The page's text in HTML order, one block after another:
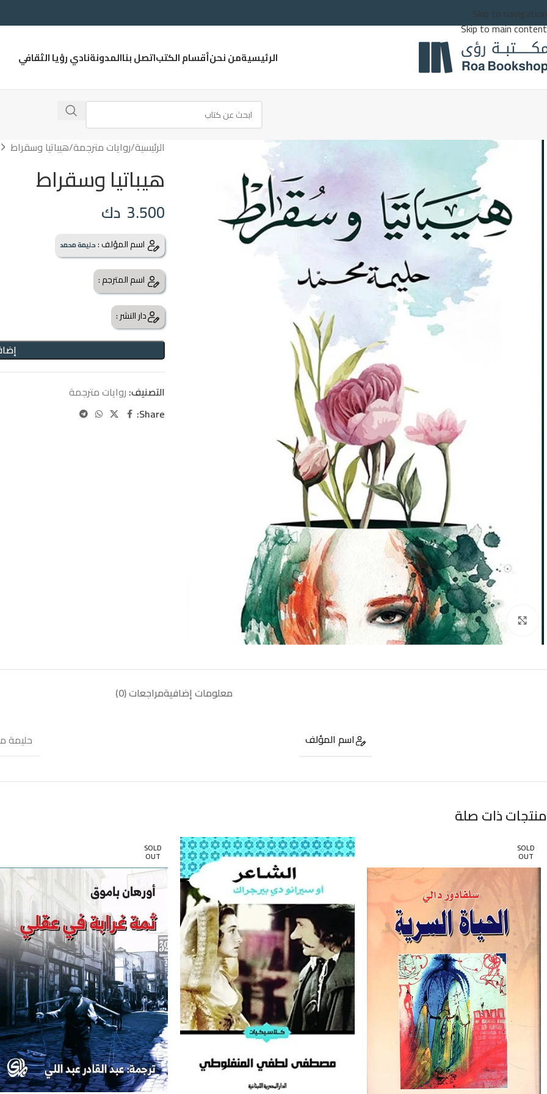
Skip to navigation
Skip to main content
الرئيسيةمن نحنأقسام الكتباتصل بناالمدونةنادي رؤيا الثقافي
Click to enlarge
الرئيسية روايات مترجمة هيباتيا وسقراط
هيباتيا وسقراط
3.500 دك
اسم المؤلف :حليمة محمد
اسم المترجم :
دار النشر :
التصنيف: روايات مترجمة
Share:
معلومات إضافيةمراجعات (0)
اسم المؤلف حليمة
منتجات ذات صلة
SOLD
OUT
SOLD
OUT